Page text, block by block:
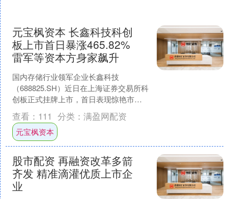
元宝枫资本 长鑫科技科创
板上市首日暴涨465.82%
雷军等资本方身家飙升
国内存储行业领军企业长鑫科技
（688825.SH）近日在上海证券交易所科
创板正式挂牌上市，首日表现惊艳市
场。该股收盘价定格在49元/股，较发行
价暴涨465.82....
查看： 111 分类： 满盈网配资
元宝枫资本
股市配资 再融资改革多箭
齐发 精准滴灌优质上市企
业